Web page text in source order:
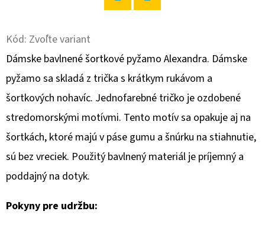
Kód: Zvoľte variant
Dámske bavlnené šortkové pyžamo Alexandra. Dámske
pyžamo sa skladá z trička s krátkym rukávom a
šortkových nohavíc. Jednofarebné tričko je ozdobené
stredomorskými motívmi. Tento motív sa opakuje aj na
šortkách, ktoré majú v páse gumu a šnúrku na stiahnutie,
sú bez vreciek. Použitý bavlnený materiál je príjemný a
poddajný na dotyk.
Pokyny pre udržbu:
R
Ú
Č
A
M
E
PÁNSKA
NOČNÁ
KOŠEĽA
KRÁTKYM
RUKÁVOM